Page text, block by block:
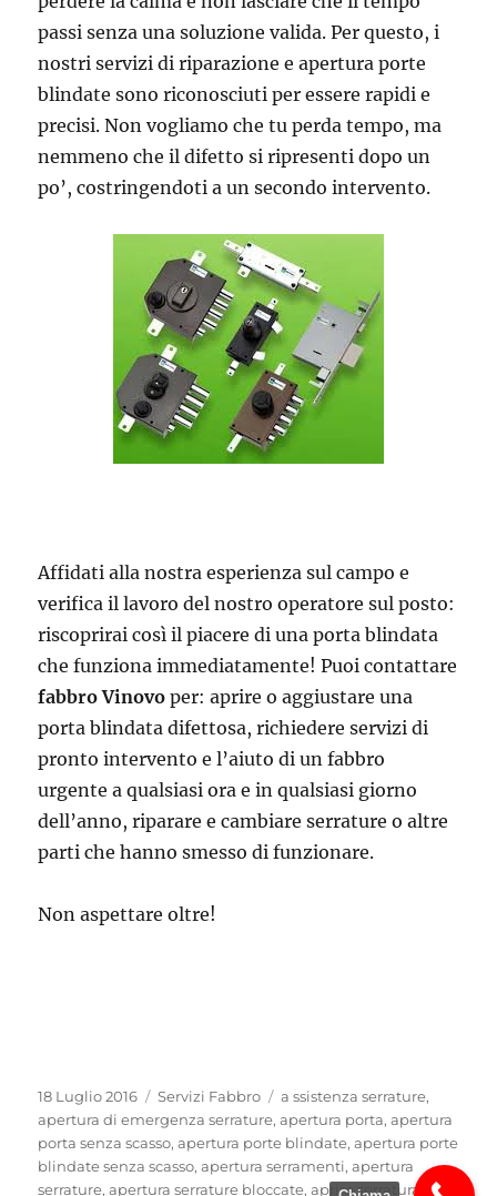
passi senza una soluzione valida. Per questo, i
nostri servizi di riparazione e apertura porte
blindate sono riconosciuti per essere rapidi e
precisi. Non vogliamo che tu perda tempo, ma
nemmeno che il difetto si ripresenti dopo un
po’, costringendoti a un secondo intervento.
Affidati alla nostra esperienza sul campo e
verifica il lavoro del nostro operatore sul posto:
riscoprirai così il piacere di una porta blindata
che funziona immediatamente! Puoi contattare
fabbro Vinovo per: aprire o aggiustare una
porta blindata difettosa, richiedere servizi di
pronto intervento e l’aiuto di un fabbro
urgente a qualsiasi ora e in qualsiasi giorno
dell’anno, riparare e cambiare serrature o altre
parti che hanno smesso di funzionare.
Non aspettare oltre!
Pubblicato
il
18 Luglio 2016 Categorie
Servizi Fabbro Tag
a ssistenza serrature,
apertura di emergenza serrature,apertura porta,apertura
porta senza scasso,apertura porte blindate,apertura porte
blindate senza scasso,apertura serramenti,apertura
serrature,apertura serrature bloccate,aprire serratura